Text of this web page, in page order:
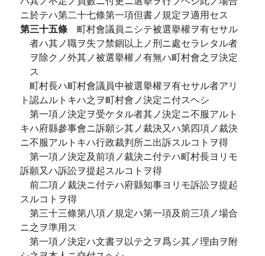
ニ於テハ第二十七條第一項但書ノ規定ヲ適用セス
第三十五條 町村會議員ニシテ被選擧權ヲ有セサル
者ハ其ノ職ヲ失フ禁錮以上ノ刑ニ處セラレタル者
ヲ除クノ外其ノ被選擧權ノ有無ハ町村會之ヲ決定
ス
町村長ハ町村會議員中被選擧權ヲ有セサル者アリ
ト認ムルトキハ之ヲ町村會ノ決定ニ付スヘシ
第一項ノ決定ヲ受ケタル者其ノ決定ニ不服アルト
キハ府縣參事會ニ訴願シ其ノ裁決又ハ第四項ノ裁決
ニ不服アルトキハ行政裁判所ニ出訴スルコトヲ得
第一項ノ決定及前項ノ裁決ニ付テハ町村長ヨリモ
訴願又ハ訴訟ヲ提起スルコトヲ得
前二項ノ裁決ニ付テハ府縣知事ヨリモ訴訟ヲ提起
スルコトヲ得
第三十三條第八項ノ規定ハ第一項及前三項ノ場合
ニ之ヲ準用ス
第一項ノ決定ハ文書ヲ以テ之ヲ爲シ其ノ理由ヲ附